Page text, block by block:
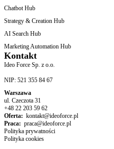
Chatbot Hub
Strategy & Creation Hub
AI Search Hub
Marketing Automation Hub
Kontakt
Ideo Force Sp. z o.o.
NIP: 521 355 84 67
Warszawa
ul. Czeczota 31
+48 22 203 59 62
Oferta: kontakt@ideoforce.pl
Praca: praca@ideoforce.pl
Polityka prywatności
Polityka cookies